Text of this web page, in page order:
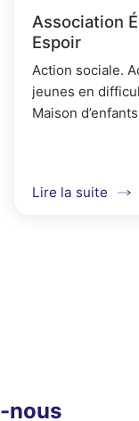
Association
Espoir
Action sociale.
jeunes en
Maison
Lire la suite
page
nous